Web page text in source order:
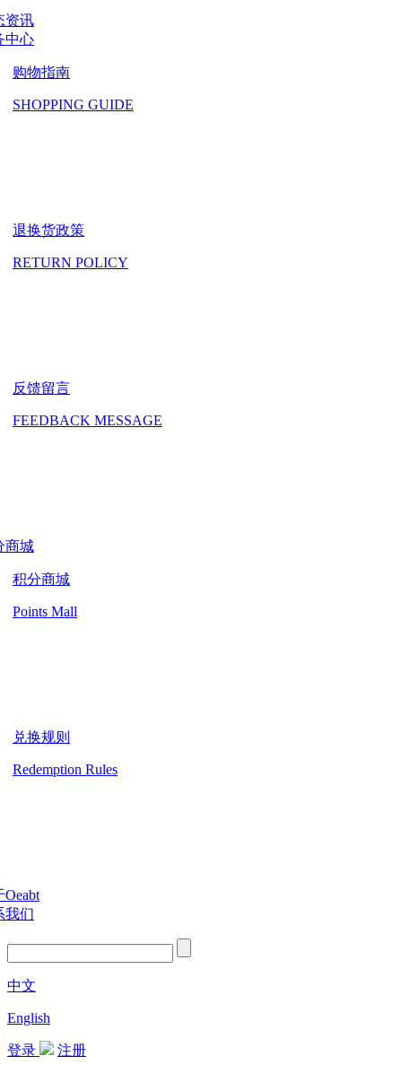
资讯
中心
购物指南
SHOPPING GUIDE
退换货政策
RETURN POLICY
反馈留言
FEEDBACK MESSAGE
商城
积分商城
Points Mall
兑换规则
Redemption Rules
Oeabt
我们
中文
English
登录 注册